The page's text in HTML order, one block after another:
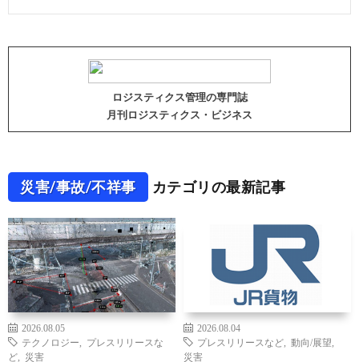
ロジスティクス管理の専門誌
月刊ロジスティクス・ビジネス
災害/事故/不祥事 カテゴリの最新記事
2026.08.05
テクノロジー
プレスリリースな
ど
災害
2026.08.04
プレスリリースなど
動向/展望
災害